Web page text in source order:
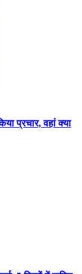
प्रचार, वहां क्या